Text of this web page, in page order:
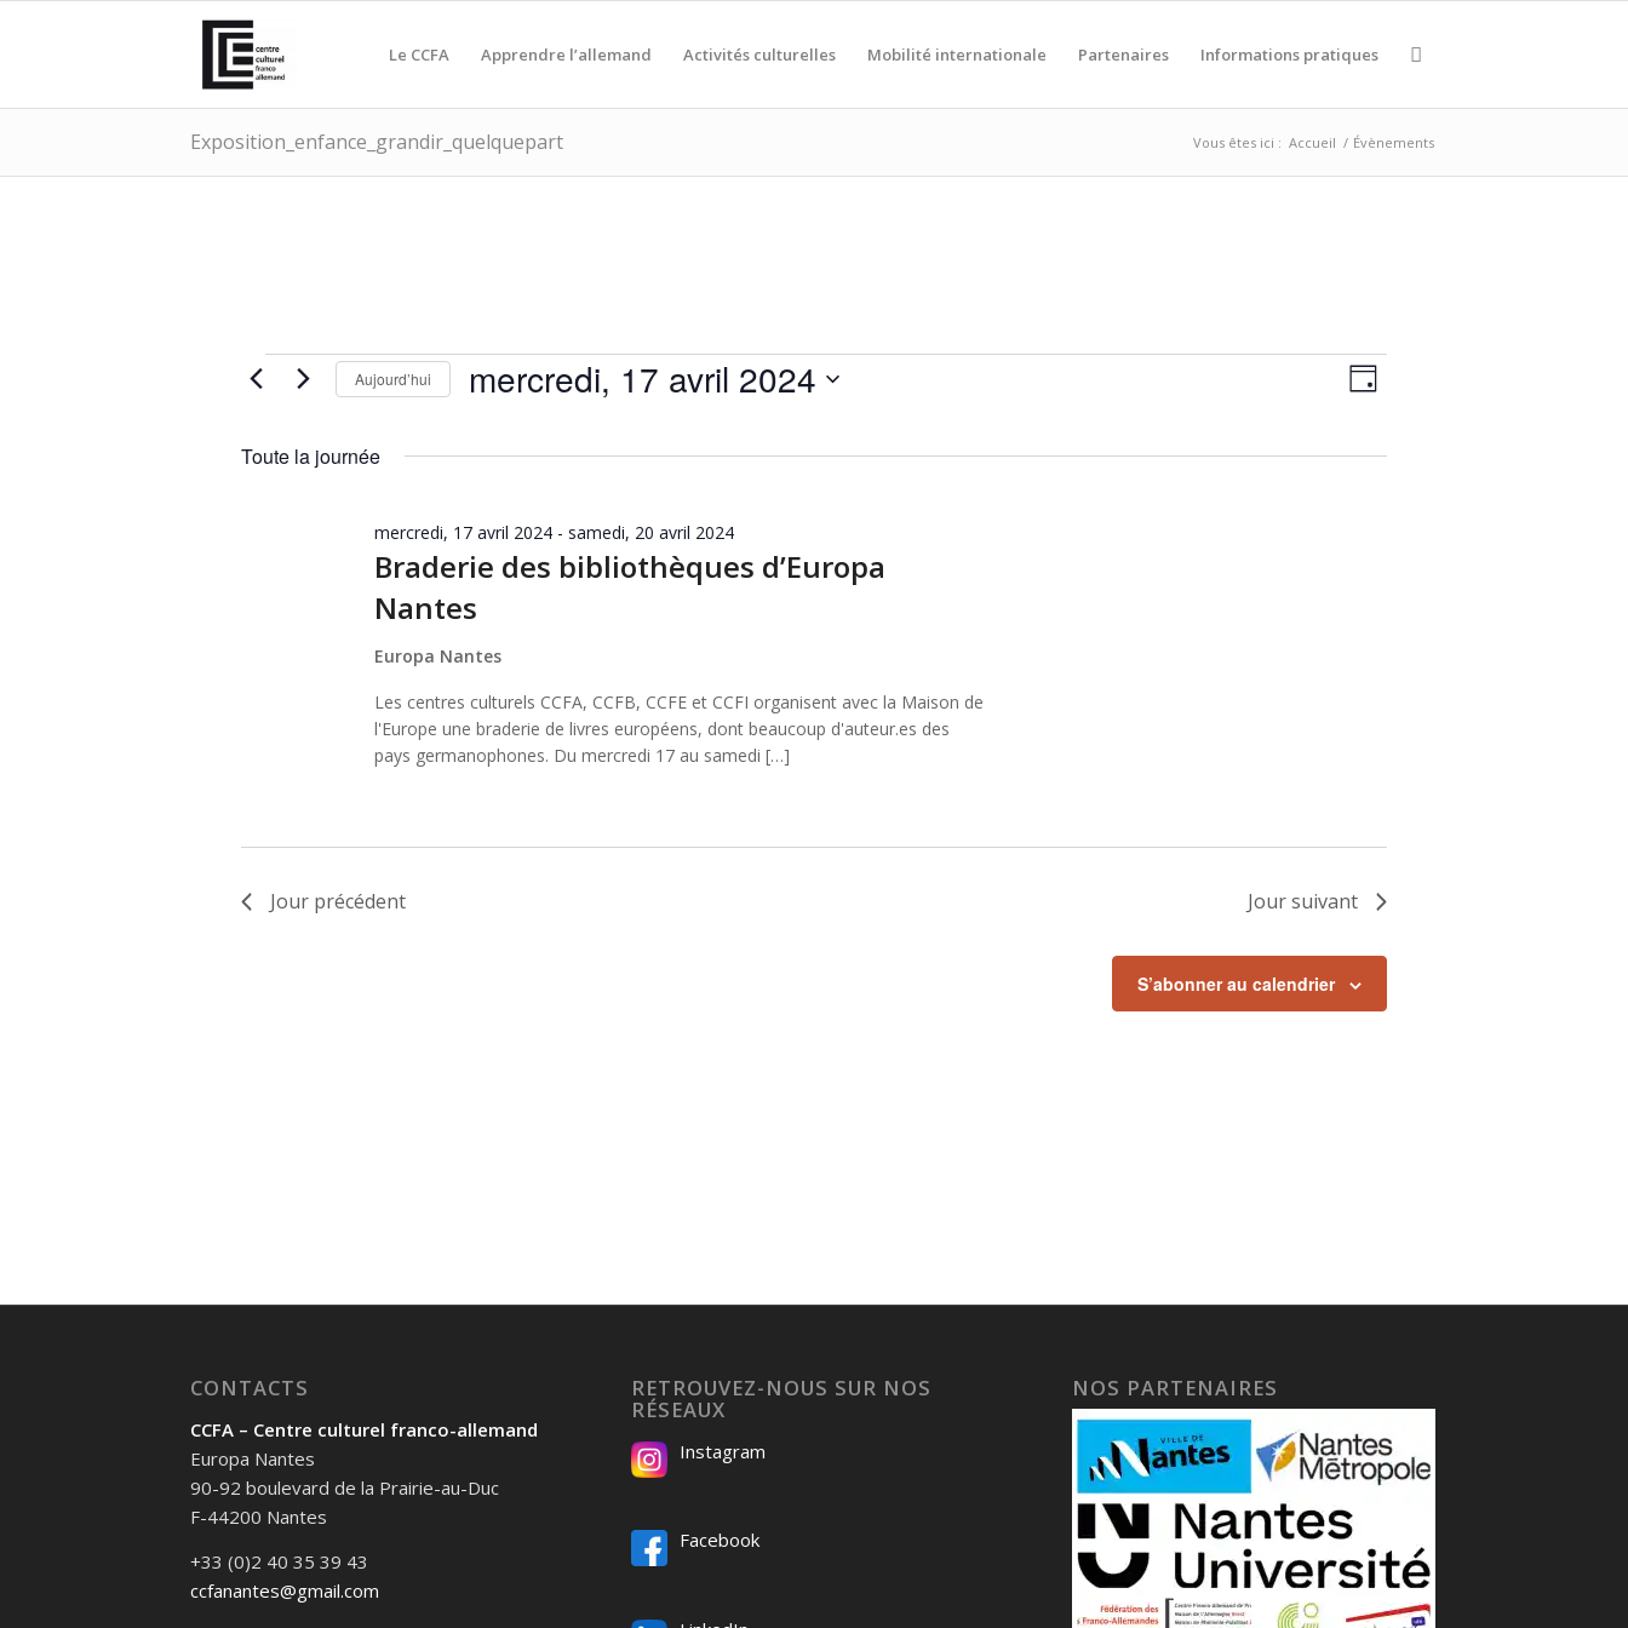
Le CCFA Apprendre l’allemand Activités culturelles Mobilité internationale Partenaires Informations pratiques
Exposition_enfance_grandir_quelquepart Vous êtes ici : Accueil / Évènements
ÉVÈNEMENTS
MERCREDI,
NAVIGATION
PAR
Navigation
de
Jour
Aujourd’hui mercredi, 17 avril 2024
Toute la journée
Braderie des bibliothèques d’Europa
Nantes
mercredi, 17 avril 2024 - samedi, 20 avril 2024
Europa Nantes
Les centres culturels CCFA, CCFB, CCFE et CCFI organisent avec la Maison de
l'Europe une braderie de livres européens, dont beaucoup d'auteur.es des
pays germanophones. Du mercredi 17 au samedi […]
Jour précédent Jour suivant
S’abonner au calendrier
CONTACTS
CCFA – Centre culturel franco-allemand
Europa Nantes
90-92 boulevard de la Prairie-au-Duc
F-44200 Nantes
+33 (0)2 40 35 39 43
ccfanantes@gmail.com
RETROUVEZ-NOUS SUR NOS
RÉSEAUX
Instagram
Facebook
NOS PARTENAIRES